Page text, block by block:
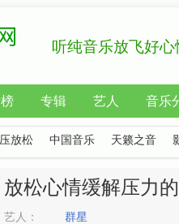
听纯音乐放飞好心
专辑 艺人 音乐
放松 中国音乐 天籁之音
放松心情缓解压力
艺人：
群星